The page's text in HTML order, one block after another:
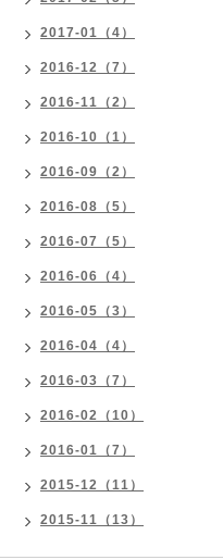
2017-01（4）
2016-12（7）
2016-11（2）
2016-10（1）
2016-09（2）
2016-08（5）
2016-07（5）
2016-06（4）
2016-05（3）
2016-04（4）
2016-03（7）
2016-02（10）
2016-01（7）
2015-12（11）
2015-11（13）